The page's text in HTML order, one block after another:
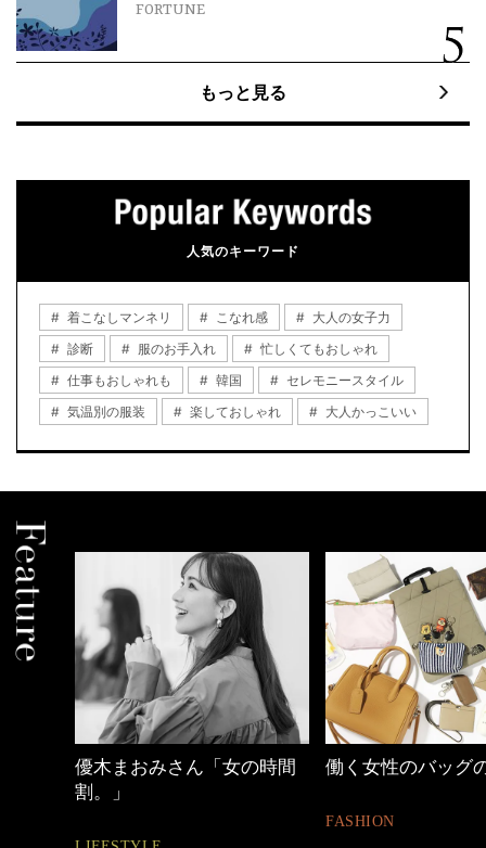
FORTUNE
もっと見る
人気のキーワード
着こなしマンネリ こなれ感
大人の女子力
診断
服のお手入れ
忙しくてもおしゃれ
仕事もおしゃれも
韓国
セレモニースタイル
気温別の服装
楽しておしゃれ 大人かっこいい
働く女性のバッグの中身
心地よくいられる